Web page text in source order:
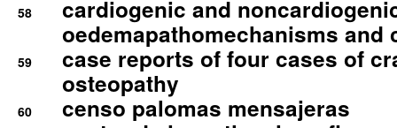
58
cardiogenic and
oedemapathomechanisms and
59
case reports of four cases of
osteopathy
60 censo palomas mensajeras